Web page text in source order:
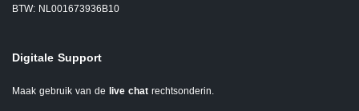
BTW: NL001673936B10
Digitale Support
Maak gebruik van de live chat rechtsonderin.